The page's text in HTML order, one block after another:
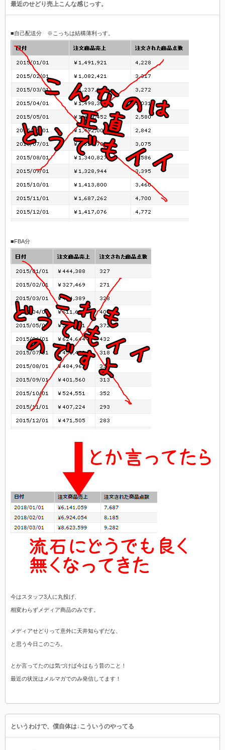
最近のせどり売上こんな感じっす。
■自己配送分 ※こっちは結構薄利っす。
■FBA分
今はスタッフ3人に丸投げ、
相変わらずメディア商品のみです。
メディアせどりって意外に天井知らずだな、
と思う今日このごろ。
とか言ってたのは気づけば今はもう昔のこと！
最近の状況はメルマガでのみ発信してます！
というわけで、僕自体は↓こういうのやってる